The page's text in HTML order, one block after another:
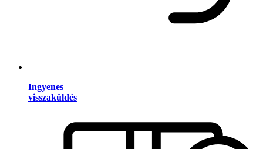
Ingyenes
visszaküldés